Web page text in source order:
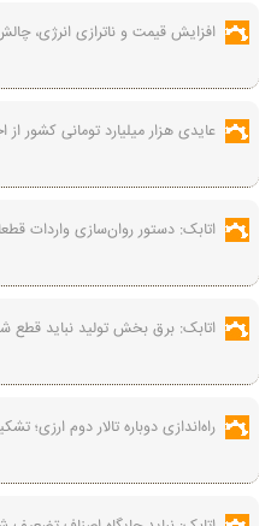
افزایش قیمت و ناترازی انرژی،
عایدی هزار میلیارد تومانی کشور از
اتابک: دستور روان‌سازی واردات
اتابک: برق بخش تولید نباید قطع
راه‌اندازی دوباره تالار دوم ارزی؛